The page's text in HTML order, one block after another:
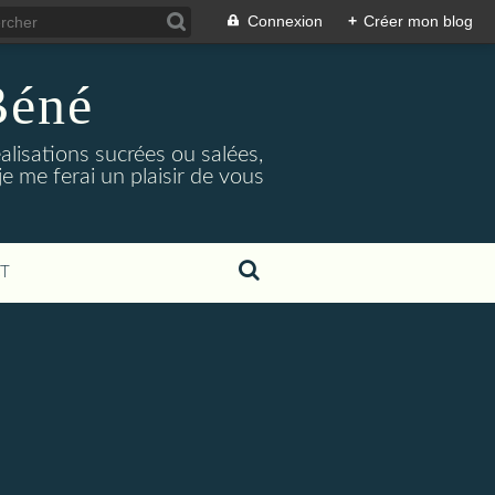
Connexion + Créer mon blog
sucrées ou salées,
me ferai un plaisir de vous